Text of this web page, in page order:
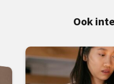
Ook